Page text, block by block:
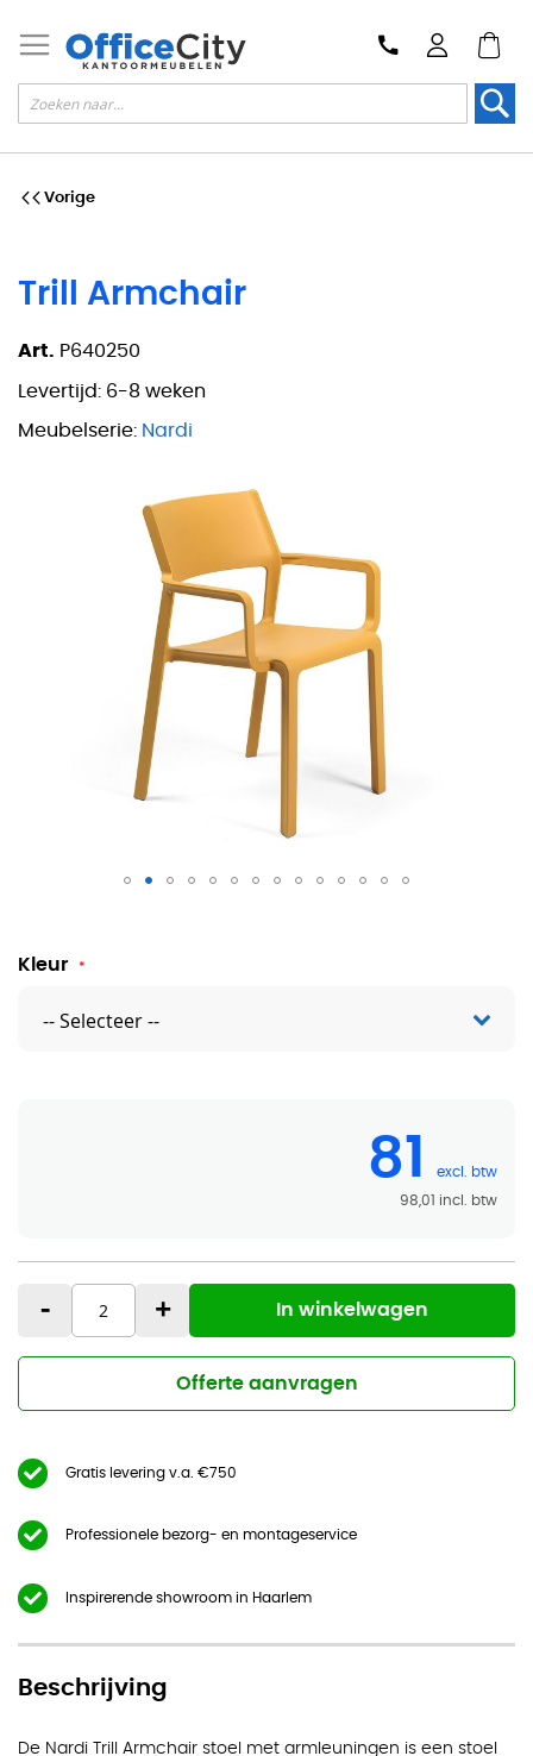
Trill Armchair
Art. P640250
Levertijd: 6-8 weken
Meubelserie: Nardi
Trill Armchair
Kleur
81
98,01
- + In winkelwagen
Offerte aanvragen
Gratis levering v.a. €750
Professionele bezorg- en montageservice
Inspirerende showroom in Haarlem
Vorige
Beschrijving
De Nardi Trill Armchair stoel met armleuningen is een stoel